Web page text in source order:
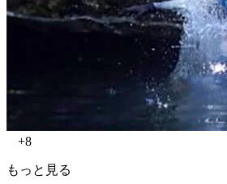
+8
もっと見る